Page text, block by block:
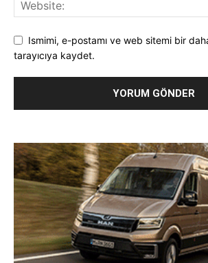
Ismimi, e-postamı ve web sitemi bir
tarayıcıya kaydet.